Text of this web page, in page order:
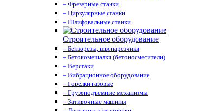
– Фрезерные станки
– Циркулярные станки
– Шлифовальные станки
Строительное оборудование
– Бензорезы, швонарезчики
– Бетономешалки (бетоносмесители)
– Верстаки
– Вибрационное оборудование
– Горелки газовые
– Грузоподъемные механизмы
– Затирочные машины